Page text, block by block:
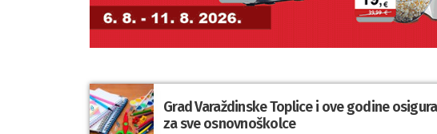
Grad Varaždinske Toplice i ove godine
za sve osnovnoškolce